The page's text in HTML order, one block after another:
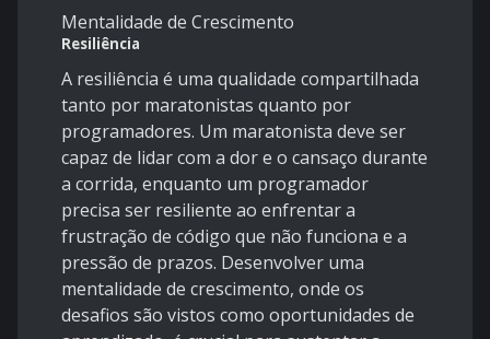
Mentalidade de Crescimento
Resiliência
A resiliência é uma qualidade compartilhada
tanto por maratonistas quanto por
programadores. Um maratonista deve ser
capaz de lidar com a dor e o cansaço durante
a corrida, enquanto um programador
precisa ser resiliente ao enfrentar a
frustração de código que não funciona e a
pressão de prazos. Desenvolver uma
mentalidade de crescimento, onde os
desafios são vistos como oportunidades de